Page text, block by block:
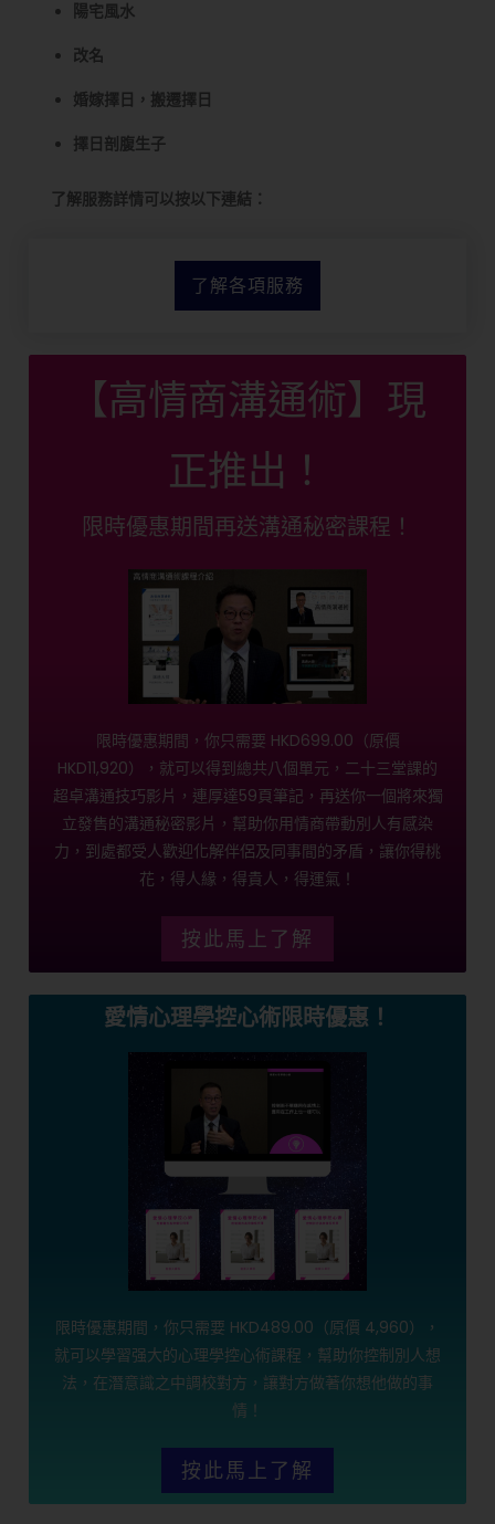
陽宅風水
改名
婚嫁擇日，搬遷擇日
擇日剖腹生子
了解服務詳情可以按以下連結：
了解各項服務
【高情商溝通術】現
正推出！
限時優惠期間再送溝通秘密課程！
限時優惠期間，你只需要 HKD699.00（原價
HKD11,920），就可以得到總共八個單元，二十三堂課的
超卓溝通技巧影片，連厚達59頁筆記，再送你一個將來獨
立發售的溝通秘密影片，幫助你用情商帶動別人有感染
力，到處都受人歡迎化解伴侶及同事間的矛盾，讓你得桃
花，得人緣，得貴人，得運氣！
按此馬上了解
愛情心理學控心術限時優惠！
限時優惠期間，你只需要 HKD489.00（原價 4,960），
就可以學習强大的心理學控心術課程，幫助你控制別人想
法，在潛意識之中調校對方，讓對方做著你想他做的事
情！
按此馬上了解